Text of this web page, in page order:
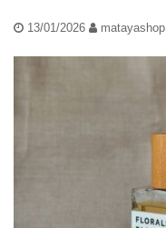
13/01/2026 matayashop